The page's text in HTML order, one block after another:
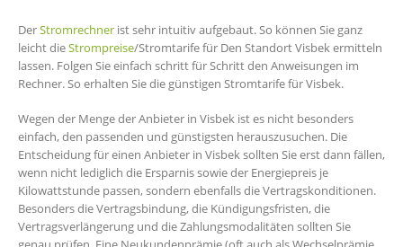
DerStromrechner ist sehr intuitiv aufgebaut. So können Sie ganz
leicht dieStrompreise/Stromtarife für Den Standort Visbek ermitteln
lassen. Folgen Sie einfach schritt für Schritt den Anweisungen im
Rechner. So erhalten Sie die günstigen Stromtarife für Visbek.
Wegen der Menge der Anbieter in Visbek ist es nicht besonders
einfach, den passenden und günstigsten herauszusuchen. Die
Entscheidung für einen Anbieter in Visbek sollten Sie erst dann fällen,
wenn nicht lediglich die Ersparnis sowie der Energiepreis je
Kilowattstunde passen, sondern ebenfalls die Vertragskonditionen.
Besonders die Vertragsbindung, die Kündigungsfristen, die
Vertragsverlängerung und die Zahlungsmodalitäten sollten Sie